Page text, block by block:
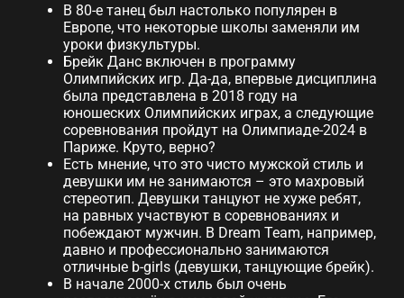
В 80-е танец был настолько популярен в
Европе, что некоторые школы заменяли им
уроки физкультуры.
Брейк Данс включен в программу
Олимпийских игр. Да-да, впервые дисциплина
была представлена ​​в 2018 году на
юношеских Олимпийских играх, а следующие
соревнования пройдут на Олимпиаде-2024 в
Париже. Круто, верно?
Есть мнение, что это чисто мужской стиль и
девушки им не занимаются – это махровый
стереотип. Девушки танцуют не хуже ребят,
на равных участвуют в соревнованиях и
побеждают мужчин. В Dream Team, например,
давно и профессионально занимаются
отличные b-girls (девушки, танцующие брейк).
В начале 2000-х стиль был очень